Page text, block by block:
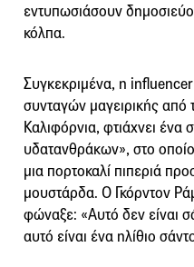
εντυπωσιάσουν
κόλπα.
Συγκεκριμένα, η
συνταγών μαγειρικής από
Καλιφόρνια, φτιάχνει ένα
υδατανθράκων», στο
μια πορτοκαλί πιπεριά
μουστάρδα. Ο Γκόρντον
φώναξε: «Αυτό δεν είναι
αυτό είναι ένα ηλίθιο